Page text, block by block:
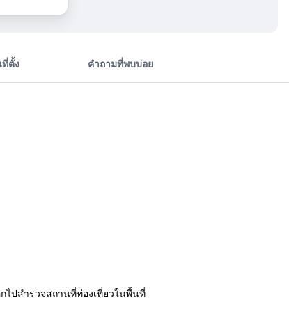
ตั้ง คำถามที่พบบ่อย
ไปสำรวจสถานที่ท่องเที่ยวในพื้นที่